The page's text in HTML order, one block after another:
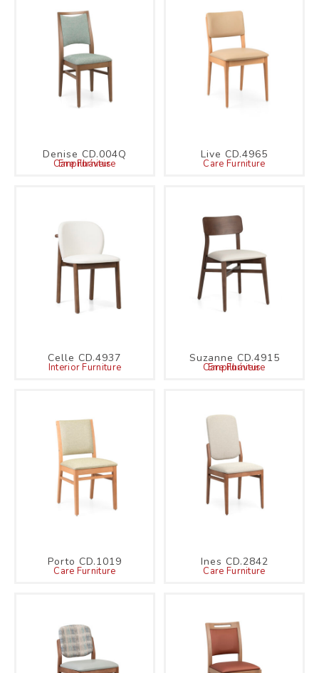
Denise CD.004Q
Empilháveis
Care Furniture
Live CD.4965
Care Furniture
Celle CD.4937
Interior Furniture
Suzanne CD.4915
Empilháveis
Care Furniture
Porto CD.1019
Care Furniture
Ines CD.2842
Care Furniture